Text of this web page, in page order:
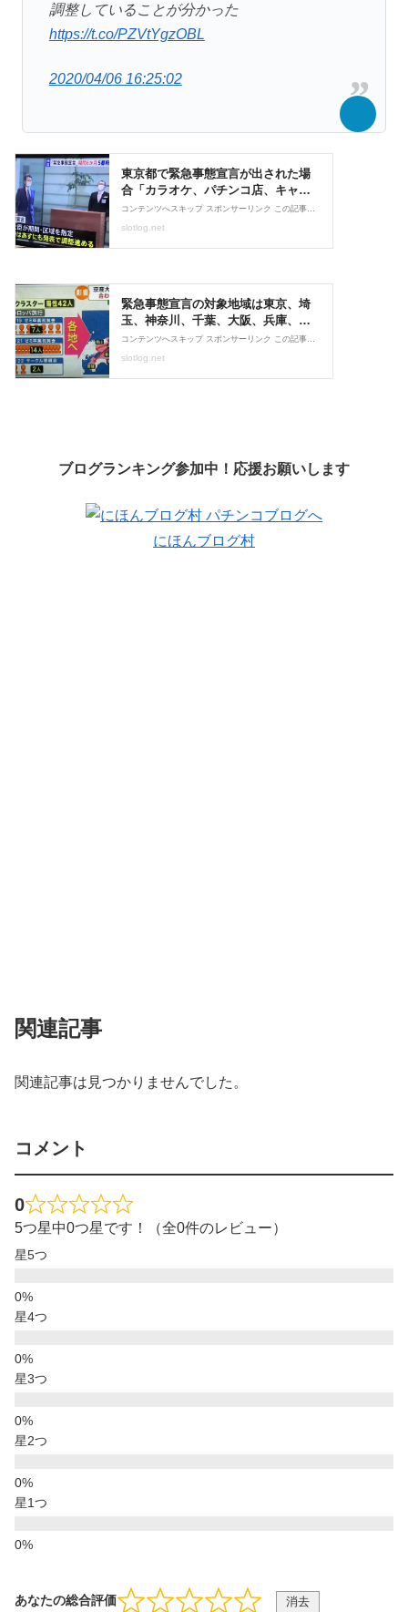
調整していることが分かった
https://t.co/PZVtYgzOBL
2020/04/06 16:25:02
ブログランキング参加中！応援お願いします
にほんブログ村
関連記事
関連記事は見つかりませんでした。
コメント
0
5つ星中0つ星です！（全0件のレビュー）
星5つ
星4つ
星3つ
星2つ
星1つ
あなたの総合評価 消去